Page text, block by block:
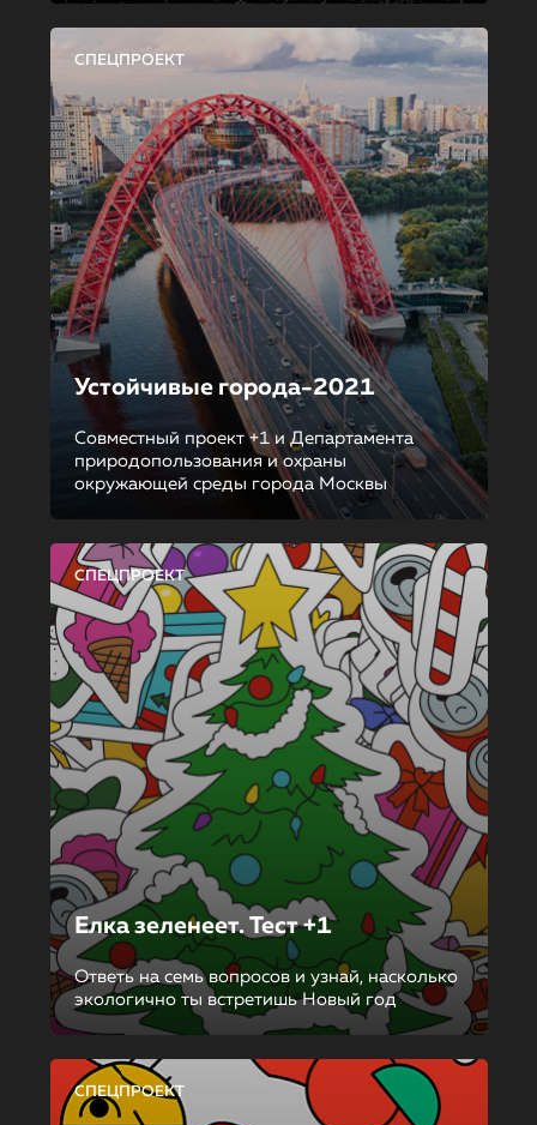
СПЕЦПРОЕКТ
Устойчивые города-2021
Совместный проект +1 и Департамента
природопользования и охраны
окружающей среды города Москвы
СПЕЦПРОЕКТ
Елка зеленеет. Тест +1
Ответь на семь вопросов и узнай, насколько
экологично ты встретишь Новый год
СПЕЦПРОЕКТ